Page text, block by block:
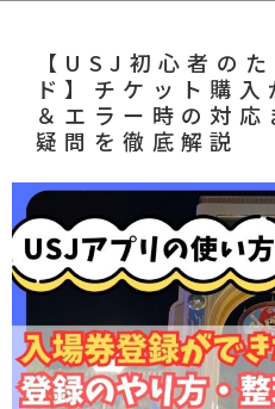
【USJ初心者の
ド】チケット購
＆エラー時の対応
疑問を徹底解説